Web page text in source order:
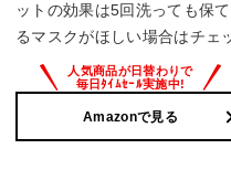
ットの効果は5回洗っても保
るマスクがほしい場合はチェ
Amazonで見る